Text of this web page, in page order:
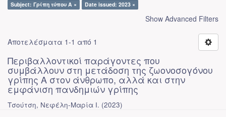
Subject: Γρίπη τύπου Α × Date issued: 2023 ×
Show Advanced Filters
Αποτελέσματα 1-1 από 1
Περιβαλλοντικοί παράγοντες που
συμβάλλουν στη μετάδοση της ζωονοσογόνου
γρίπης Α στον άνθρωπο, αλλά και στην
εμφάνιση πανδημιών γρίπης
Τσούτση, Νεφέλη-Μαρία Ι. (2023)